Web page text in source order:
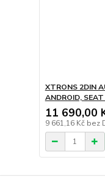
XTRONS 2DIN
ANDROID, SEAT
11 690,00
9 661,16 Kč bez